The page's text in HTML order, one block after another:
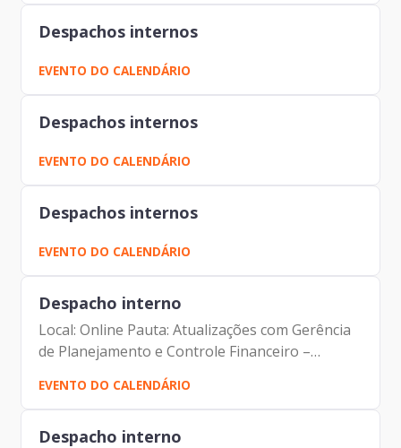
Nascimento Marco Antonio...
Despachos internos
EVENTO DO CALENDÁRIO
Despachos internos
EVENTO DO CALENDÁRIO
Despachos internos
EVENTO DO CALENDÁRIO
Despacho interno
Local: Online Pauta: Atualizações com Gerência
de Planejamento e Controle Financeiro –
GFP/Prodam Participantes: Johann Nogueira
Dantas Fernando Josenias V Nascimento
Alexandre Gedanken
EVENTO DO CALENDÁRIO
Despacho interno